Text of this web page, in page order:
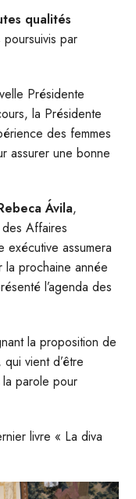
qualités
par
Présidente
la Présidente
des femmes
assurer une bonne
Ávila,
des Affaires
assumera
la prochaine année
l’agenda des
la proposition de
qui vient d’être
la parole pour
livre « La diva